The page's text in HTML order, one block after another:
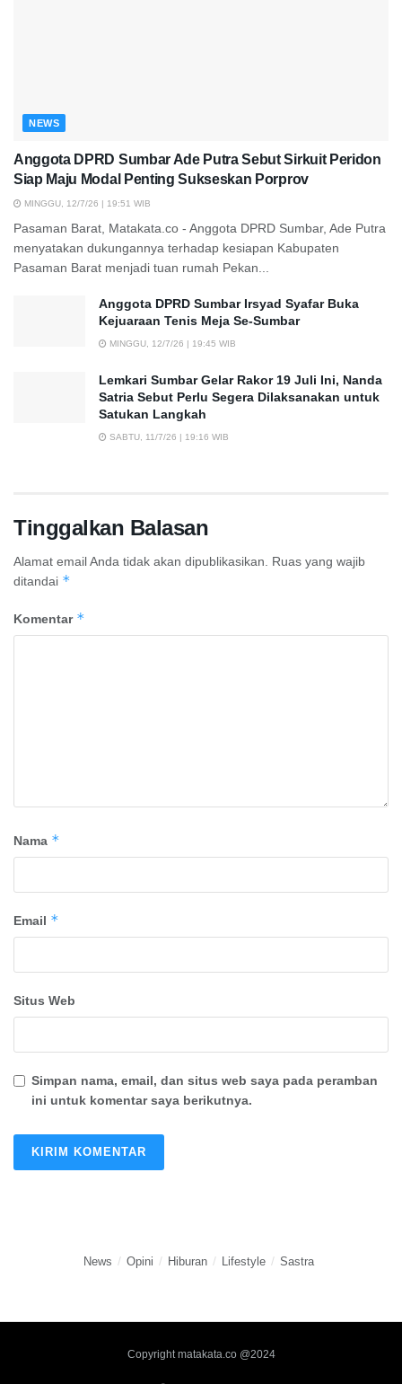
NEWS
Anggota DPRD Sumbar Ade Putra Sebut Sirkuit Peridon
Siap Maju Modal Penting Sukseskan Porprov
MINGGU, 12/7/26 | 19:51 WIB
Pasaman Barat, Matakata.co - Anggota DPRD Sumbar, Ade Putra
menyatakan dukungannya terhadap kesiapan Kabupaten
Pasaman Barat menjadi tuan rumah Pekan...
Anggota DPRD Sumbar Irsyad Syafar Buka
Kejuaraan Tenis Meja Se-Sumbar
MINGGU, 12/7/26 | 19:45 WIB
Lemkari Sumbar Gelar Rakor 19 Juli Ini, Nanda
Satria Sebut Perlu Segera Dilaksanakan untuk
Satukan Langkah
SABTU, 11/7/26 | 19:16 WIB
Tinggalkan Balasan
Alamat email Anda tidak akan dipublikasikan.
Ruas yang wajib
ditandai *
Komentar *
Nama *
Email *
Situs Web
Simpan nama, email, dan situs web saya pada peramban
ini untuk komentar saya berikutnya.
News Opini Hiburan Lifestyle Sastra
Copyright matakata.co @2024